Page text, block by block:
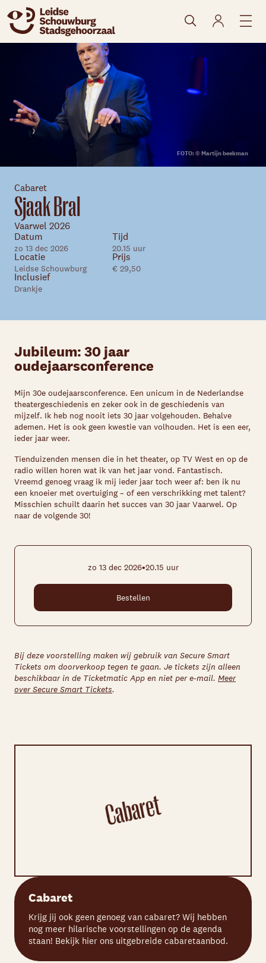
FOTO: © Martijn beekman
naar agenda
Cabaret
Sjaak Bral
Vaarwel 2026
Datum
zo 13 dec 2026
Tijd
20.15 uur
Locatie
Leidse Schouwburg
Prijs
€ 29,50
Inclusief
Drankje
Jubileum: 30 jaar
oudejaarsconference
Mijn 30e oudejaarsconference. Een unicum in de Nederlandse
theatergeschiedenis en zeker ook in de geschiedenis van
mijzelf. Ik heb nog nooit iets 30 jaar volgehouden. Behalve
ademen. Het is ook geen kwestie van volhouden. Het is een eer,
ieder jaar weer.
Tienduizenden mensen die in het theater, op TV West en op de
radio willen horen wat ik van het jaar vond. Fantastisch.
Vreemd genoeg vraag ik mij ieder jaar toch weer af: ben ik nu
een knoeier met overtuiging – of een verschrikking met talent?
Misschien schuilt daarin het succes van 30 jaar Vaarwel. Op
naar de volgende 30!
zo 13 dec 2026•20.15 uur
Bestellen
Bij deze voorstelling maken wij gebruik van Secure Smart
Tickets om doorverkoop tegen te gaan. Je tickets zijn alleen
beschikbaar in de Ticketmatic App en niet per e-mail. Meer
over Secure Smart Tickets.
Cabaret
Krijg jij ook geen genoeg van cabaret? Wij hebben
nog meer hilarische voorstellingen op de agenda
staan! Bekijk hier ons uitgebreide cabaretaanbod.